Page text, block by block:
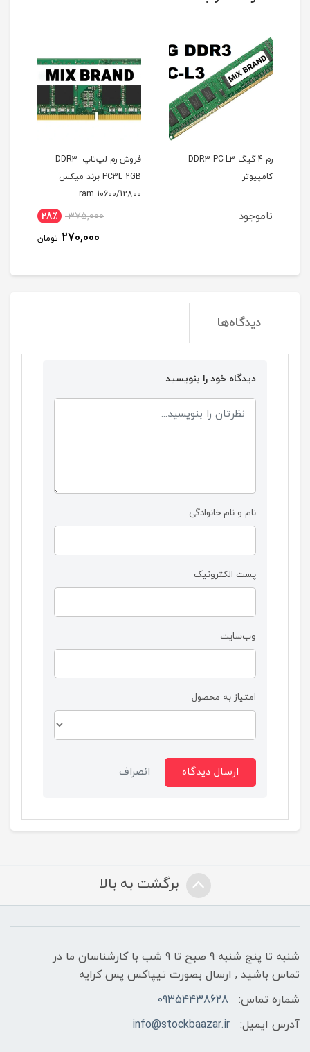
دی وی دی رایتر داخلی لپ
تاپ اسلیم Laptop Internal
DVD Writer Slim 9.5mm
ناموجود
دیدگاه‌ها
دیدگاه خود را بنویسید
نام و نام خانوادگی
پست الکترونیک
وب‌سایت
امتیاز به محصول
ارسال دیدگاه انصراف
برگشت به بالا
شنبه تا پنج شنبه 9 صبح تا 9 شب با کارشناسان ما در
تماس باشید , ارسال بصورت تیپاکس پس کرایه
شماره تماس:
09354438628
آدرس ایمیل:
info@stockbaazar.ir